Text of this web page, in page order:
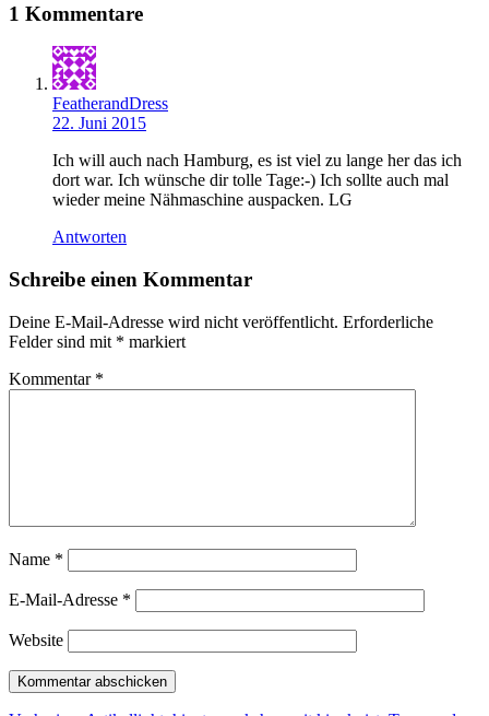
1 Kommentare
FeatherandDress
22. Juni 2015
Ich will auch nach Hamburg, es ist viel zu lange her das ich
dort war. Ich wünsche dir tolle Tage:-) Ich sollte auch mal
wieder meine Nähmaschine auspacken. LG
Antworten
Schreibe einen Kommentar
Deine E-Mail-Adresse wird nicht veröffentlicht. Erforderliche
Felder sind mit * markiert
Kommentar *
Name *
E-Mail-Adresse *
Website